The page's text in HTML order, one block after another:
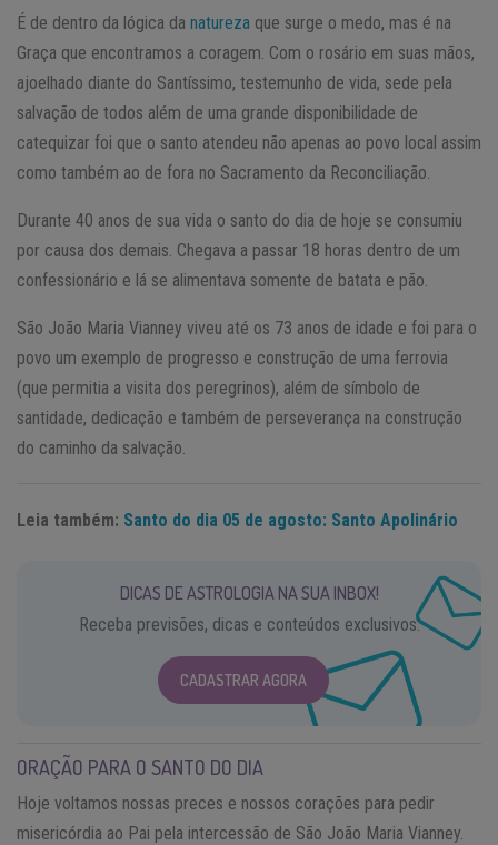
É de dentro da lógica da natureza que surge o medo, mas é na
Graça que encontramos a coragem. Com o rosário em suas mãos,
ajoelhado diante do Santíssimo, testemunho de vida, sede pela
salvação de todos além de uma grande disponibilidade de
catequizar foi que o santo atendeu não apenas ao povo local assim
como também ao de fora no Sacramento da Reconciliação.
Durante 40 anos de sua vida o santo do dia de hoje se consumiu
por causa dos demais. Chegava a passar 18 horas dentro de um
confessionário e lá se alimentava somente de batata e pão.
São João Maria Vianney viveu até os 73 anos de idade e foi para o
povo um exemplo de progresso e construção de uma ferrovia
(que permitia a visita dos peregrinos), além de símbolo de
santidade, dedicação e também de perseverança na construção
do caminho da salvação.
Leia também: Santo do dia 05 de agosto: Santo Apolinário
DICAS DE ASTROLOGIA NA SUA INBOX!
Receba previsões, dicas e conteúdos exclusivos.
CADASTRAR AGORA
ORAÇÃO PARA O SANTO DO DIA
Hoje voltamos nossas preces e nossos corações para pedir
misericórdia ao Pai pela intercessão de São João Maria Vianney.